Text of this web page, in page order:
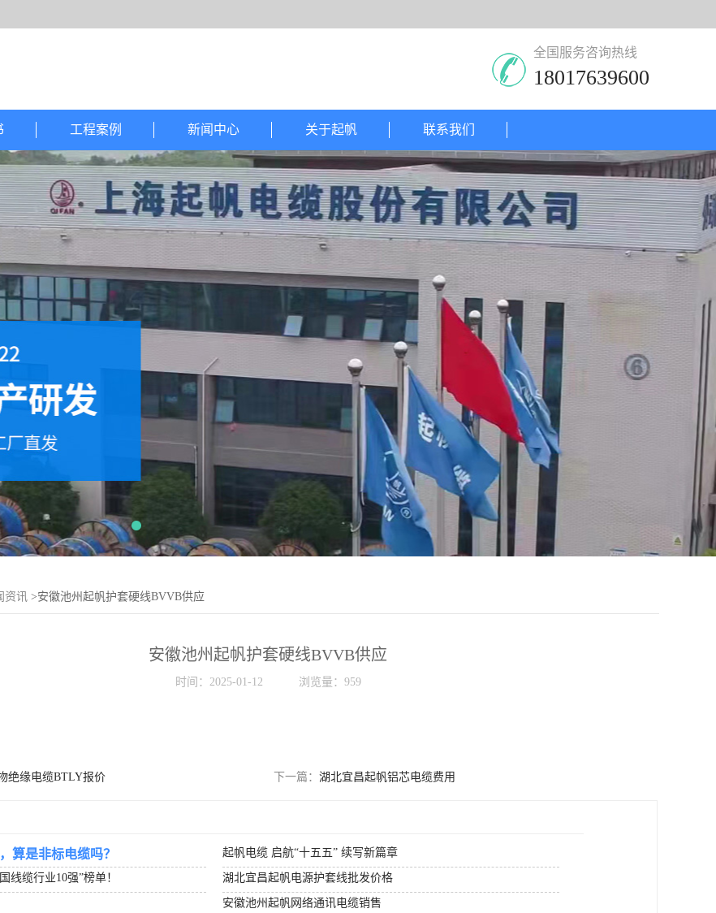
全国服务咨询热线
18017639600
工程案例 新闻中心 关于起帆 联系我们
资讯 >安徽池州起帆护套硬线BVVB供应
安徽池州起帆护套硬线BVVB供应
时间：2025-01-12 浏览量：959
绝缘电缆BTLY报价 下一篇： 湖北宜昌起帆铝芯电缆费用
算是非标电缆吗？ 起帆电缆 启航“十五五” 续写新篇章
线缆行业10强”榜单！ 湖北宜昌起帆电源护套线批发价格
安徽池州起帆网络通讯电缆销售